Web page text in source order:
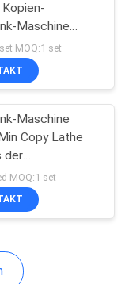
Maschine
der
MCF3015B
MOQ:1 set
Maschine
Copy Lathe
der
MOQ:1 set